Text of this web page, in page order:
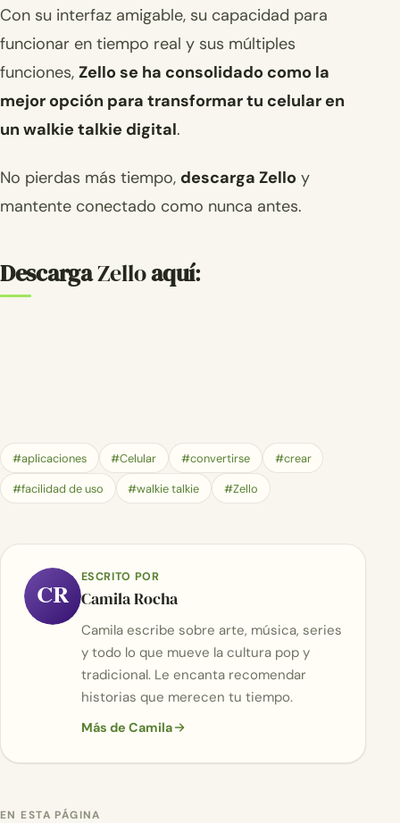
Con su interfaz amigable, su capacidad para
funcionar en tiempo real y sus múltiples
funciones, Zello se ha consolidado como la
mejor opción para transformar tu celular en
un walkie talkie digital.
No pierdas más tiempo, descarga Zello y
mantente conectado como nunca antes.
DescargaZelloaquí:
#aplicaciones #Celular #convertirse #crear
#facilidad de uso #walkie talkie #Zello
CR
ESCRITO POR
Camila Rocha
Camila escribe sobre arte, música, series
y todo lo que mueve la cultura pop y
tradicional. Le encanta recomendar
historias que merecen tu tiempo.
Más de Camila
EN ESTA PÁGINA